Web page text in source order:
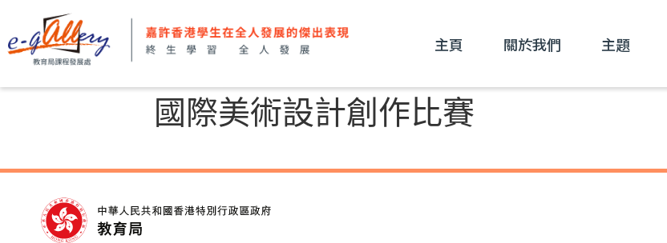
主頁 關於我們 主題
國際美術設計創作比賽